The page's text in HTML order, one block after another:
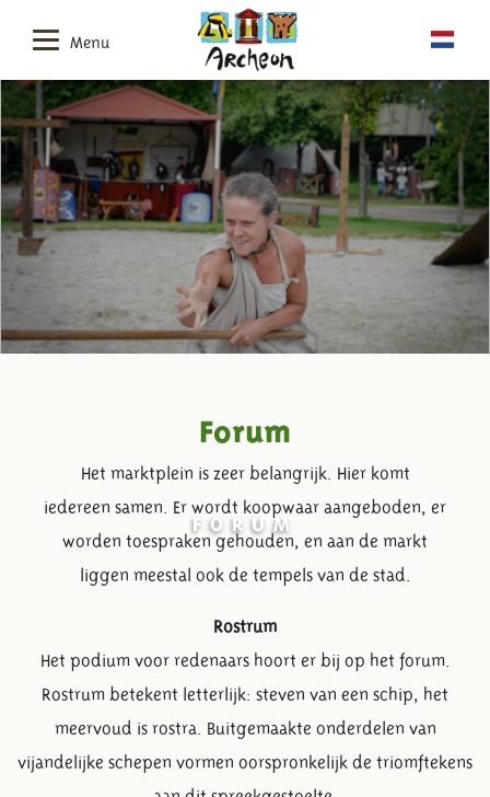
Menu
FORUM
Forum
Het marktplein is zeer belangrijk. Hier komt
iedereen samen. Er wordt koopwaar aangeboden, er
worden toespraken gehouden, en aan de markt
liggen meestal ook de tempels van de stad.
Rostrum
Het podium voor redenaars hoort er bij op het forum.
Rostrum betekent letterlijk: steven van een schip, het
meervoud is rostra. Buitgemaakte onderdelen van
vijandelijke schepen vormen oorspronkelijk de triomftekens